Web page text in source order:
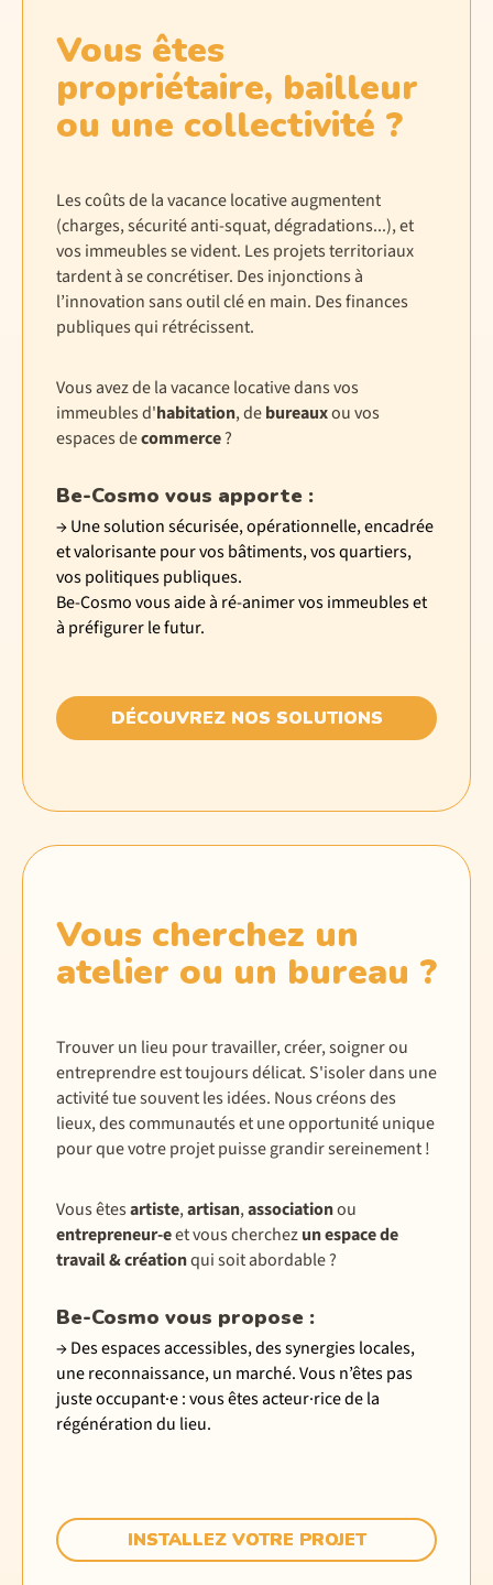
Vous êtes
propriétaire, bailleur
ou une collectivité ?
Les coûts de la vacance locative augmentent
(charges, sécurité anti-squat, dégradations...), et
vos immeubles se vident. Les projets territoriaux
tardent à se concrétiser. Des injonctions à
l’innovation sans outil clé en main. Des finances
publiques qui rétrécissent.
Vous avez de la vacance locative dans vos
immeubles d'habitation, debureauxou vos
espaces decommerce?
Be-Cosmo vous apporte :
→ Une solution sécurisée, opérationnelle, encadrée
et valorisante pour vos bâtiments, vos quartiers,
vos politiques publiques.
Be-Cosmo vous aide à ré-animer vos immeubles et
à préfigurer le futur.
DÉCOUVREZ NOS SOLUTIONS
Vous cherchez un
atelier ou un bureau ?
Trouver un lieu pour travailler, créer, soigner ou
entreprendre est toujours délicat. S'isoler dans une
activité tue souvent les idées. Nous créons des
lieux, des communautés et une opportunité unique
pour que votre projet puisse grandir sereinement !
Vous êtesartiste,artisan,associationou
entrepreneur-eet vous cherchezun espace de
travail & créationqui soit abordable?
Be-Cosmo vous propose :
→ Des espaces accessibles, des synergies locales,
une reconnaissance, un marché. Vous n’êtes pas
juste occupant·e : vous êtes acteur·rice de la
régénération du lieu.
INSTALLEZ VOTRE PROJET